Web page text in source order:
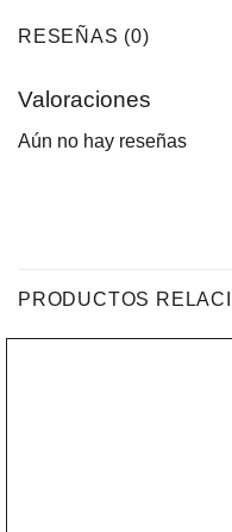
RESEÑAS (0)
Valoraciones
Aún no hay reseñas
PRODUCTOS